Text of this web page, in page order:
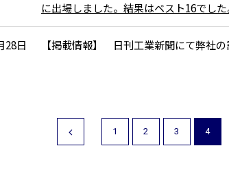
に出場しました。結果はベスト16でした
28日 【掲載情報】 日刊工業新聞にて弊社の
1 2 3 4